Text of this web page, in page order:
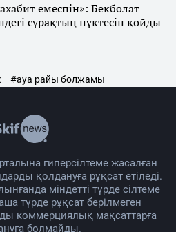
емеспін»: Бекболат
сұрақтың нүктесін қойды
#ауа райы болжамы
гиперсілтеме жасалған
қолдануға рұқсат етіледі.
міндетті түрде сілтеме
түрде рұқсат берілмеген
коммерциялық мақсаттарға
болмайды.